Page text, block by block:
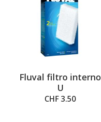
Fluval filtro interno
U
CHF 3.50